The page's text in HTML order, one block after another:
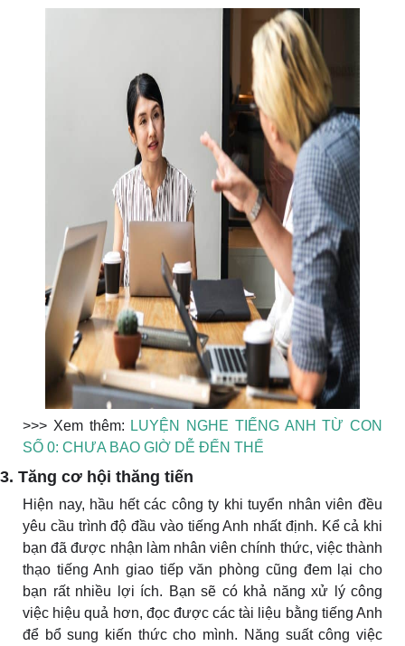
>>> Xem thêm: LUYỆN NGHE TIẾNG ANH TỪ CON
SỐ 0: CHƯA BAO GIỜ DỄ ĐẾN THẾ
3. Tăng cơ hội thăng tiến
Hiện nay, hầu hết các công ty khi tuyển nhân viên đều
yêu cầu trình độ đầu vào tiếng Anh nhất định. Kể cả khi
bạn đã được nhận làm nhân viên chính thức, việc thành
thạo tiếng Anh giao tiếp văn phòng cũng đem lại cho
bạn rất nhiều lợi ích. Bạn sẽ có khả năng xử lý công
việc hiệu quả hơn, đọc được các tài liệu bằng tiếng Anh
để bổ sung kiến thức cho mình. Năng suất công việc